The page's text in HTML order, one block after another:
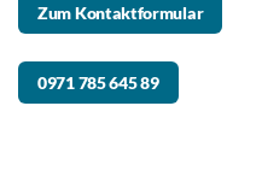
Zum Kontaktformular
0971 785 645 89